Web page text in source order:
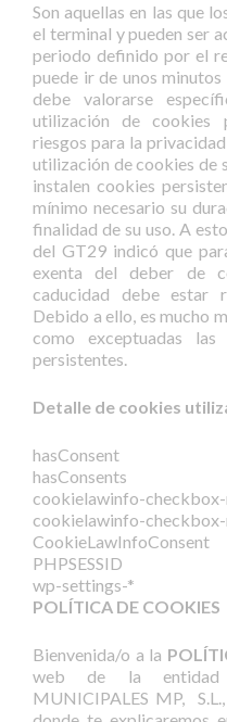
Son aquellas en las que
el terminal y pueden ser
periodo definido por el
puede ir de unos
debe valorarse
utilización de cookies
riesgos para la
utilización de cookies de
instalen cookies
mínimo necesario su
finalidad de su uso. A
del GT29 indicó que
exenta del deber de
caducidad debe estar
Debido a ello, es mucho
como exceptuadas
persistentes.
Detalle de cookies
hasConsent
hasConsents
cookielawinfo-checkbox-
cookielawinfo-checkbox-
CookieLawInfoConsent
PHPSESSID
wp-settings-*
POLÍTICA DE COOKIES
Bienvenida/o a la
web de la entidad
MUNICIPALES MP,